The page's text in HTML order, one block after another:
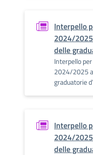
Interpello
2024/
delle
Interpello
2024/2025
graduatorie
Interpello
2024/
delle